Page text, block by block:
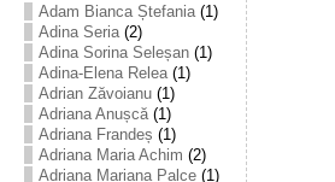
Adam Bianca Ștefania(1)
Adina Seria(2)
Adina Sorina Seleșan(1)
Adina-Elena Relea(1)
Adrian Zăvoianu(1)
Adriana Anușcă(1)
Adriana Frandeș (1)
Adriana Maria Achim (2)
Adriana Mariana Palce(1)